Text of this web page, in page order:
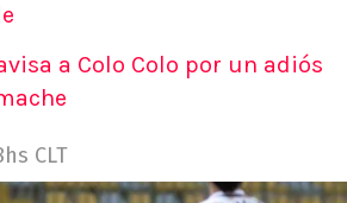
a Colo Colo por un adiós
CLT